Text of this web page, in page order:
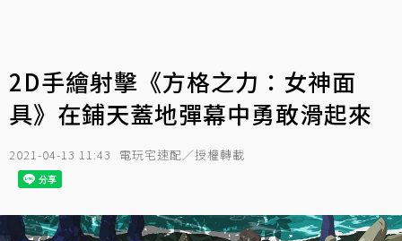
2D手繪射擊《方格之力：女神面
具》在鋪天蓋地彈幕中勇敢滑起來
2021-04-13 11:43 電玩宅速配／授權轉載